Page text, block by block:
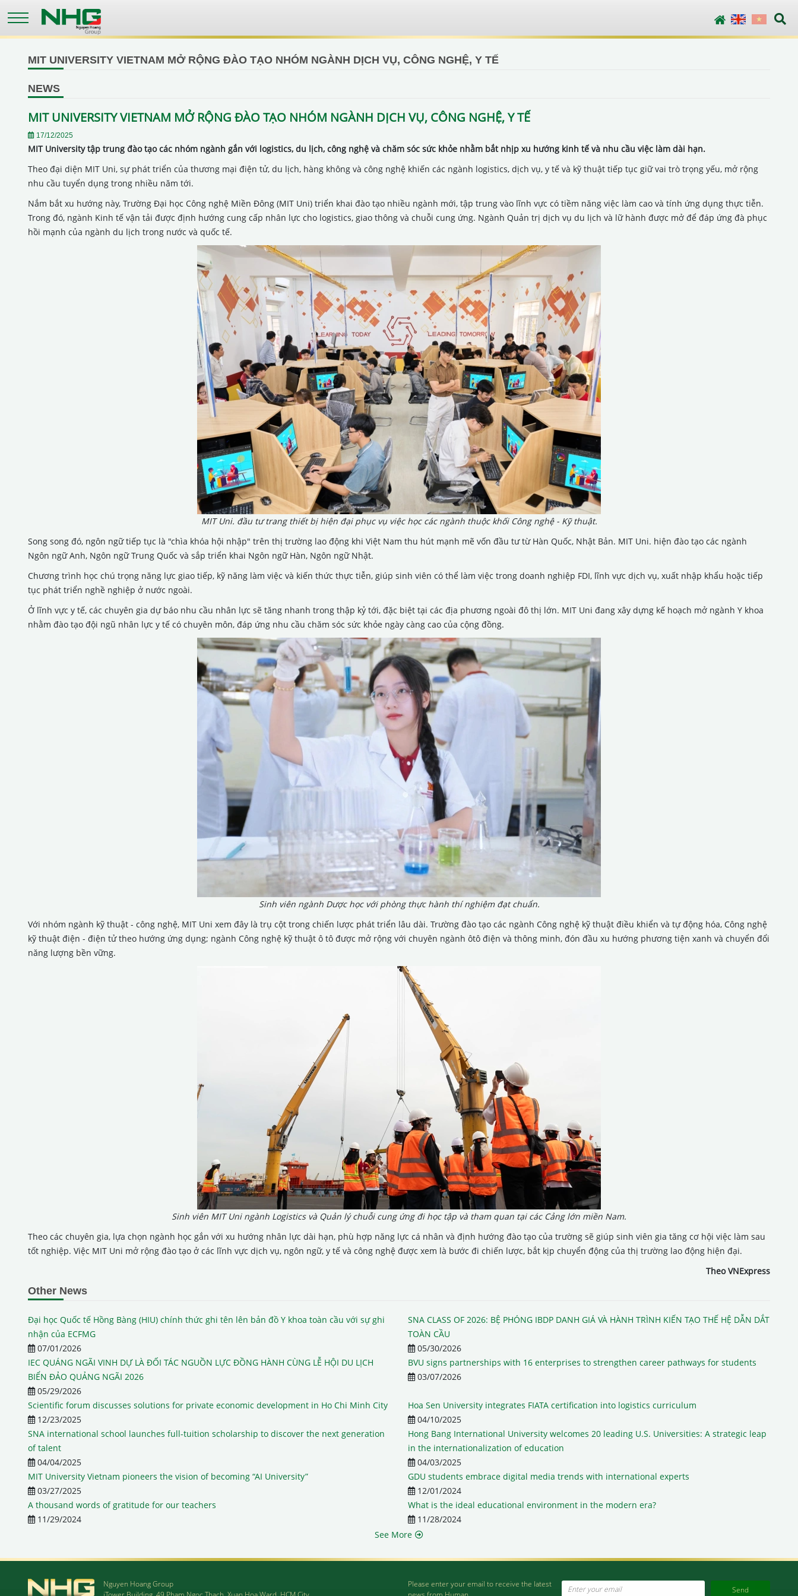
main
MIT UNIVERSITY VIETNAM MỞ RỘNG ĐÀO TẠO NHÓM NGÀNH DỊCH VỤ, CÔNG NGHỆ, Y TẾ
NEWS
MIT UNIVERSITY VIETNAM MỞ RỘNG ĐÀO TẠO NHÓM NGÀNH DỊCH VỤ, CÔNG NGHỆ, Y TẾ
17/12/2025
MIT University tập trung đào tạo các nhóm ngành gắn với logistics, du lịch, công nghệ và chăm sóc sức khỏe nhằm bắt nhịp xu hướng kinh tế và nhu cầu việc làm dài hạn.
Theo đại diện MIT Uni, sự phát triển của thương mại điện tử, du lịch, hàng không và công nghệ khiến các ngành logistics, dịch vụ, y tế và kỹ thuật tiếp tục giữ vai trò trọng yếu, mở rộng
nhu cầu tuyển dụng trong nhiều năm tới.
Nắm bắt xu hướng này, Trường Đại học Công nghệ Miền Đông (MIT Uni) triển khai đào tạo nhiều ngành mới, tập trung vào lĩnh vực có tiềm năng việc làm cao và tính ứng dụng thực tiễn.
Trong đó, ngành Kinh tế vận tải được định hướng cung cấp nhân lực cho logistics, giao thông và chuỗi cung ứng. Ngành Quản trị dịch vụ du lịch và lữ hành được mở để đáp ứng đà phục
hồi mạnh của ngành du lịch trong nước và quốc tế.
MIT Uni. đầu tư trang thiết bị hiện đại phục vụ việc học các ngành thuộc khối Công nghệ - Kỹ thuật.
Song song đó, ngôn ngữ tiếp tục là "chìa khóa hội nhập" trên thị trường lao động khi Việt Nam thu hút mạnh mẽ vốn đầu tư từ Hàn Quốc, Nhật Bản. MIT Uni. hiện đào tạo các ngành
Ngôn ngữ Anh, Ngôn ngữ Trung Quốc và sắp triển khai Ngôn ngữ Hàn, Ngôn ngữ Nhật.
Chương trình học chú trọng năng lực giao tiếp, kỹ năng làm việc và kiến thức thực tiễn, giúp sinh viên có thể làm việc trong doanh nghiệp FDI, lĩnh vực dịch vụ, xuất nhập khẩu hoặc tiếp
tục phát triển nghề nghiệp ở nước ngoài.
Ở lĩnh vực y tế, các chuyên gia dự báo nhu cầu nhân lực sẽ tăng nhanh trong thập kỷ tới, đặc biệt tại các địa phương ngoài đô thị lớn. MIT Uni đang xây dựng kế hoạch mở ngành Y khoa
nhằm đào tạo đội ngũ nhân lực y tế có chuyên môn, đáp ứng nhu cầu chăm sóc sức khỏe ngày càng cao của cộng đồng.
Sinh viên ngành Dược học với phòng thực hành thí nghiệm đạt chuẩn.
Với nhóm ngành kỹ thuật - công nghệ, MIT Uni xem đây là trụ cột trong chiến lược phát triển lâu dài. Trường đào tạo các ngành Công nghệ kỹ thuật điều khiển và tự động hóa, Công nghệ
kỹ thuật điện - điện tử theo hướng ứng dụng; ngành Công nghệ kỹ thuật ô tô được mở rộng với chuyên ngành ôtô điện và thông minh, đón đầu xu hướng phương tiện xanh và chuyển đổi
năng lượng bền vững.
Sinh viên MIT Uni ngành Logistics và Quản lý chuỗi cung ứng đi học tập và tham quan tại các Cảng lớn miền Nam.
Theo các chuyên gia, lựa chọn ngành học gắn với xu hướng nhân lực dài hạn, phù hợp năng lực cá nhân và định hướng đào tạo của trường sẽ giúp sinh viên gia tăng cơ hội việc làm sau
tốt nghiệp. Việc MIT Uni mở rộng đào tạo ở các lĩnh vực dịch vụ, ngôn ngữ, y tế và công nghệ được xem là bước đi chiến lược, bắt kịp chuyển động của thị trường lao động hiện đại.
Theo VNExpress
Other News
Đại học Quốc tế Hồng Bàng (HIU) chính thức ghi tên lên bản đồ Y khoa toàn cầu với sự ghi
nhận của ECFMG
07/01/2026
SNA CLASS OF 2026: BỆ PHÓNG IBDP DANH GIÁ VÀ HÀNH TRÌNH KIẾN TẠO THẾ HỆ DẪN DẮT
TOÀN CẦU
05/30/2026
IEC QUÁNG NGÃI VINH DỰ LÀ ĐỐI TÁC NGUỒN LỰC ĐỒNG HÀNH CÙNG LỄ HỘI DU LỊCH
BIỂN ĐẢO QUẢNG NGÃI 2026
05/29/2026
BVU signs partnerships with 16 enterprises to strengthen career pathways for students
03/07/2026
Scientific forum discusses solutions for private economic development in Ho Chi Minh City
12/23/2025
Hoa Sen University integrates FIATA certification into logistics curriculum
04/10/2025
SNA international school launches full-tuition scholarship to discover the next generation
of talent
04/04/2025
Hong Bang International University welcomes 20 leading U.S. Universities: A strategic leap
in the internationalization of education
04/03/2025
MIT University Vietnam pioneers the vision of becoming “AI University”
03/27/2025
GDU students embrace digital media trends with international experts
12/01/2024
A thousand words of gratitude for our teachers
11/29/2024
What is the ideal educational environment in the modern era?
11/28/2024
See More
Please enter your email to receive the latest
Email
Nguyen Hoang Group